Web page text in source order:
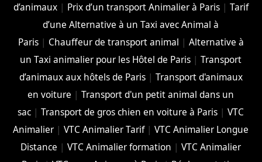
d’animaux| Prix d’un transport Animalier à Paris| Tarif
d’une Alternative à un Taxi avec Animal à
Paris| Chauffeur de transport animal | Alternative à
un Taxi animalier pour les Hôtel de Paris |Transport
d’animaux aux hôtels de Paris| Transport d'animaux
en voiture |Transport d'un petit animal dans un
sac |Transport de gros chien en voiture à Paris |VTC
Animalier |VTC Animalier Tarif|VTC Animalier Longue
Distance |VTC Animalier formation |VTC Animalier